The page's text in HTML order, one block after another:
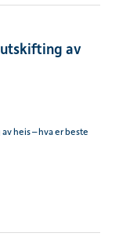
av
heis – hva er beste